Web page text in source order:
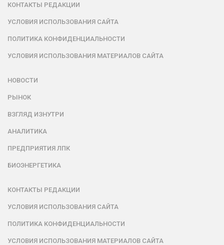
КОНТАКТЫ РЕДАКЦИИ
УСЛОВИЯ ИСПОЛЬЗОВАНИЯ САЙТА
ПОЛИТИКА КОНФИДЕНЦИАЛЬНОСТИ
УСЛОВИЯ ИСПОЛЬЗОВАНИЯ МАТЕРИАЛОВ САЙТА
НОВОСТИ
РЫНОК
ВЗГЛЯД ИЗНУТРИ
АНАЛИТИКА
ПРЕДПРИЯТИЯ ЛПК
БИОЭНЕРГЕТИКА
КОНТАКТЫ РЕДАКЦИИ
УСЛОВИЯ ИСПОЛЬЗОВАНИЯ САЙТА
ПОЛИТИКА КОНФИДЕНЦИАЛЬНОСТИ
УСЛОВИЯ ИСПОЛЬЗОВАНИЯ МАТЕРИАЛОВ САЙТА